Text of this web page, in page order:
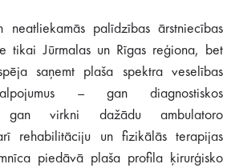
neatliekamās palīdzības ārstniecības
tikai Jūrmalas un Rīgas reģiona, bet
saņemt plaša spektra veselības
– gan diagnostiskos
gan virkni dažādu ambulatoro
rehabilitāciju un fizikālās terapijas
piedāvā plaša profila ķirurģisko